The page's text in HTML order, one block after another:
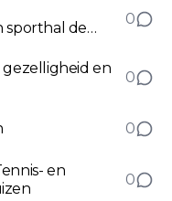
sporthal de
0
en
0
0
en
0